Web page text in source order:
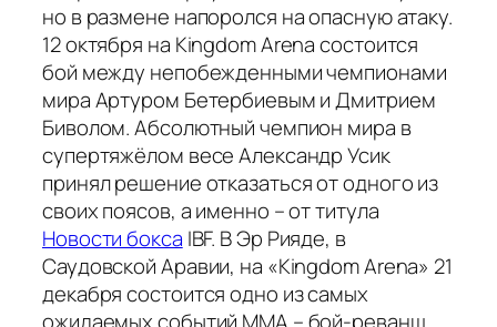
но в размене напоролся на опасную атаку.
12 октября на Kingdom Arena состоится
бой между непобежденными чемпионами
мира Артуром Бетербиевым и Дмитрием
Биволом. Абсолютный чемпион мира в
супертяжёлом весе Александр Усик
принял решение отказаться от одного из
своих поясов, а именно – от титула
Новости бокса IBF. В Эр Рияде, в
Саудовской Аравии, на «Kingdom Arena» 21
декабря состоится одно из самых